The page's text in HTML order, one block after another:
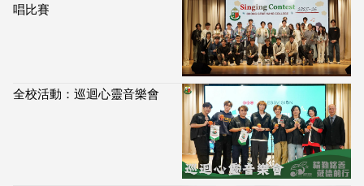
唱比賽
全校活動：巡迴心靈音樂會